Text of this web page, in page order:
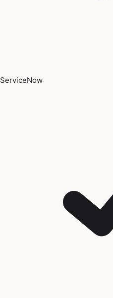
ServiceNow